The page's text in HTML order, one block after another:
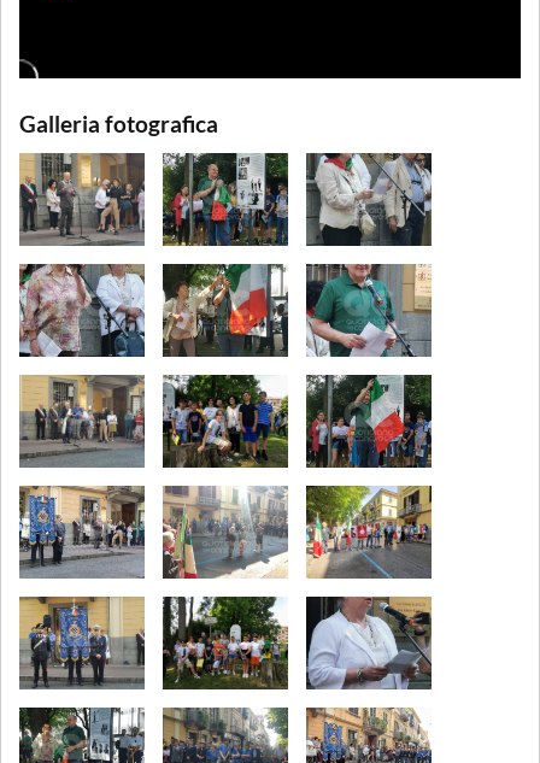
Galleria fotografica